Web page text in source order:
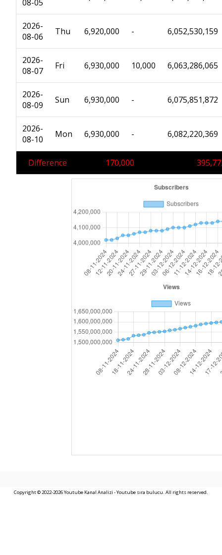
08-05
2026-
08-06
Thu 6,920,000 - 6,052,530,159
2026-
08-07
Fri 6,930,000 10,000 6,063,286,065
2026-
08-09
Sun 6,930,000 - 6,075,851,872
2026-
08-10
Mon 6,930,000 - 6,082,220,369
Difference 170,000
Copyright © 2022-2026 Youtube Kanal Analizi - Youtube sıra bulucu. All rights reserved.